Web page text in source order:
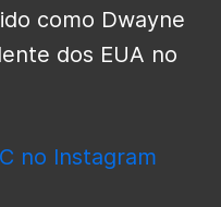
como Dwayne
dos EUA no
no Instagram